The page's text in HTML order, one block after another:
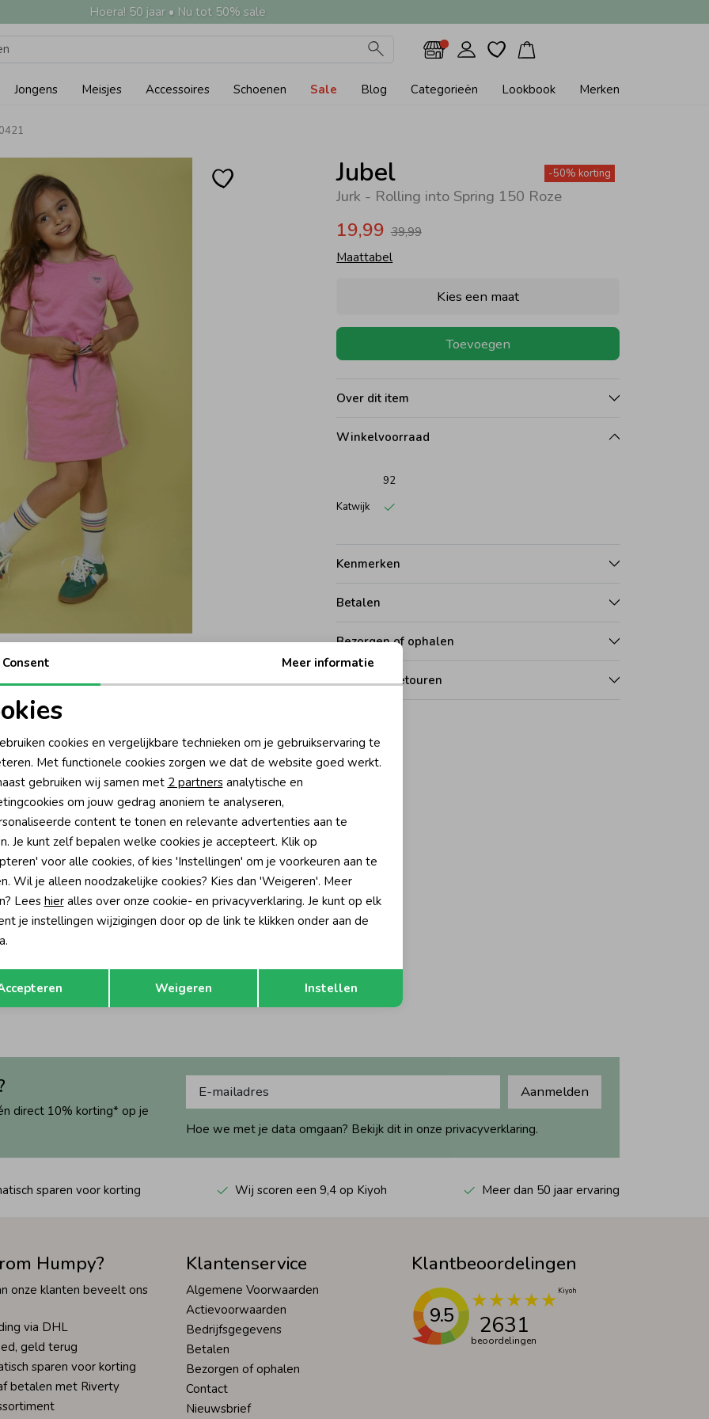
Hoera! 50 jaar • Nu tot 50% sale
Jongens Meisjes Accessoires Schoenen Sale Blog Categorieën Lookbook Merken
Jubel
Jurk - Rolling into Spring 150 Roze
-50% korting
19,99 39,99
Maattabel
Kies een maat
Toevoegen
Over dit item
Winkelvoorraad
92
Katwijk
Kenmerken
Betalen
Bezorgen of ophalen
Ruilen en retouren
-50% korting -50% korting
16,49
direct 10% korting* op je
Aanmelden
Hoe we met je data omgaan? Bekijk dit in onze privacyverklaring.
sparen voor korting Wij scoren een 9,4 op Kiyoh Meer dan 50 jaar ervaring
Humpy?
onze klanten beveelt ons
via DHL
geld terug
sparen voor korting
betalen met Riverty
Klantenservice
Algemene Voorwaarden
Actievoorwaarden
Bedrijfsgegevens
Betalen
Bezorgen of ophalen
Contact
Nieuwsbrief
Klantbeoordelingen
9.5 2631
beoordelingen
cookies
cookies Marketing cookies
Terug Opslaan
Consent Meer informatie
cookies en vergelijkbare technieken om je gebruikservaring te
Met functionele cookies zorgen we dat de website goed werkt.
gebruiken wij samen met 2 partnersanalytische en
om jouw gedrag anoniem te analyseren,
content te tonen en relevante advertenties aan te
Je kunt zelf bepalen welke cookies je accepteert. Klik op
voor alle cookies, of kies 'Instellingen' om je voorkeuren aan te
Wil je alleen noodzakelijke cookies? Kies dan 'Weigeren'. Meer
Lees hieralles over onze cookie- en privacyverklaring. Je kunt op elk
je instellingen wijzigingen door op de link te klikken onder aan de
Weigeren Instellen